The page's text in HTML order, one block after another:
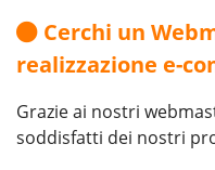
Cerchi un
realizzazione e-
Grazie ai nostri
soddisfatti dei nostri